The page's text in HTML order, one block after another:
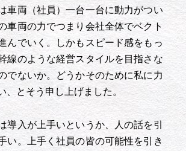
車両（社員）一台一台に動力がつい
車両の力でつまり会社全体でベクト
んでいく。しかもスピード感をもっ
線のような経営スタイルを目指さな
でないか。どうかそのために私に力
、とそう申し上げました。
導入が上手いというか、人の話を引
い。上手く社員の皆の可能性を引き